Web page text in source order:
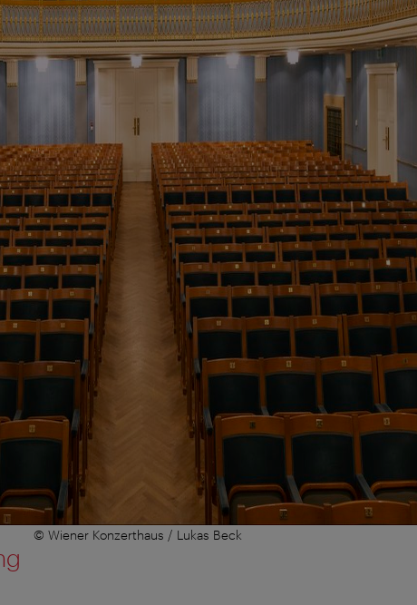
© Wiener Konzerthaus / Lukas Beck